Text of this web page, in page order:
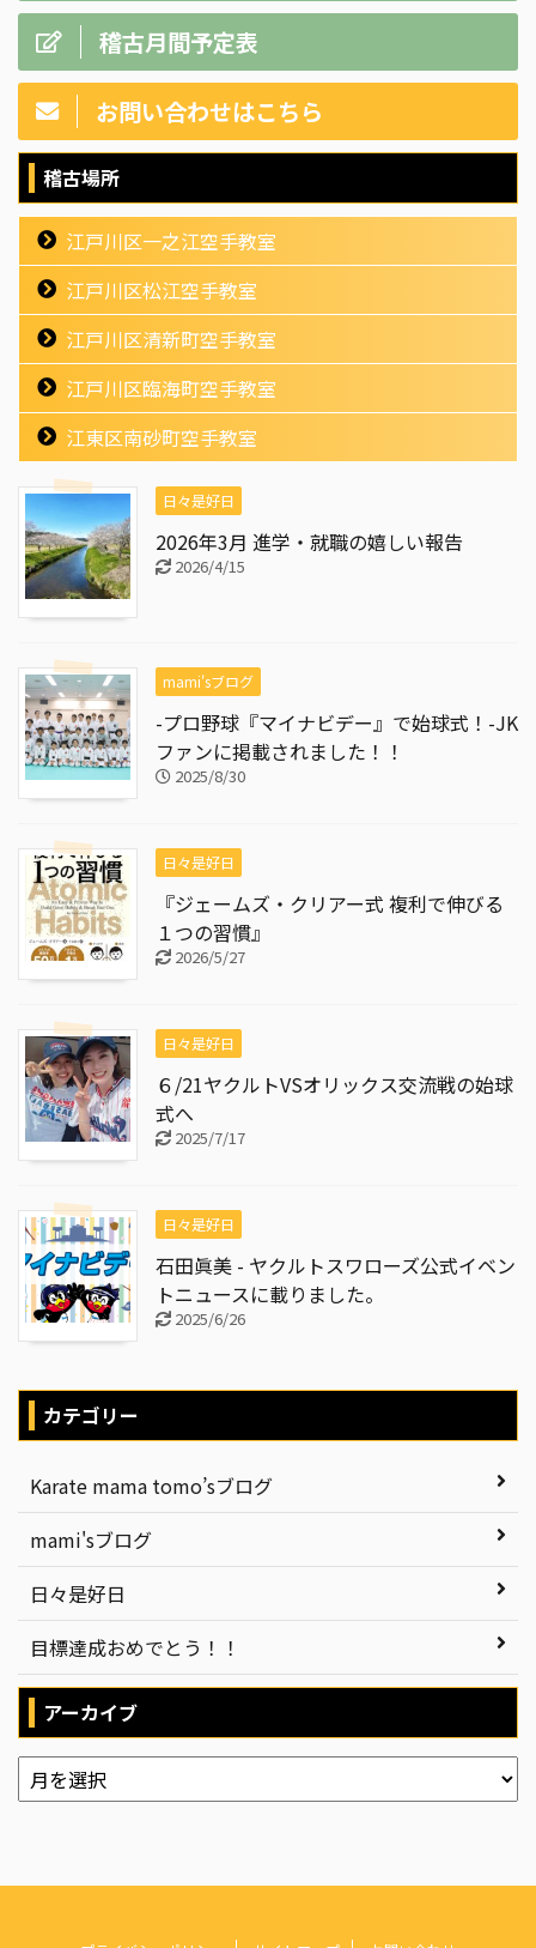
稽古月間予定表
お問い合わせはこちら
稽古場所
江戸川区一之江空手教室
江戸川区松江空手教室
江戸川区清新町空手教室
江戸川区臨海町空手教室
江東区南砂町空手教室
日々是好日
2026年3月 進学・就職の嬉しい報告
2026/4/15
mami'sブログ
-プロ野球『マイナビデー』で始球式！-JK
ファンに掲載されました！！
2025/8/30
日々是好日
『ジェームズ・クリアー式 複利で伸びる
１つの習慣』
2026/5/27
日々是好日
６/21ヤクルトVSオリックス交流戦の始球
式へ
2025/7/17
日々是好日
石田眞美 - ヤクルトスワローズ公式イベン
トニュースに載りました。
2025/6/26
カテゴリー
Karate mama tomo’sブログ
mami'sブログ
日々是好日
目標達成おめでとう！！
アーカイブ